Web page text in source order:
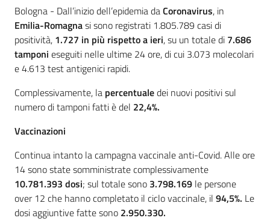
Contenuto
Bologna - Dall’inizio dell’epidemia daCoronavirus, in
Emilia-Romagnasi sono registrati 1.805.789 casi di
positività, 1.727 in più rispetto a ieri, su un totale di 7.686
tamponi eseguiti nelle ultime 24 ore, di cui 3.073 molecolari
e 4.613 test antigenici rapidi.
Complessivamente, la percentualedei nuovi positivi sul
numero di tamponi fatti è del 22,4%.
Vaccinazioni
Continua intanto la campagna vaccinale anti-Covid. Alle ore
14 sono state somministrate complessivamente
10.781.393 dosi; sul totale sono 3.798.169 le persone
over 12 che hanno completato il ciclo vaccinale, il 94,5%. Le
dosi aggiuntive fatte sono 2.950.330.